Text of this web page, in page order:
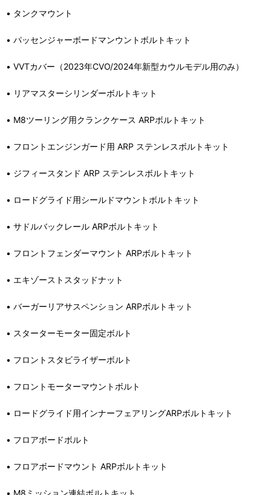
• タンクマウント
• パッセンジャーボードマンウントボルトキット
• VVTカバー（2023年CVO/2024年新型カウルモデル用のみ）
• リアマスターシリンダーボルトキット
• M8ツーリング用クランクケース ARPボルトキット
• フロントエンジンガード用 ARP ステンレスボルトキット
• ジフィースタンド ARP ステンレスボルトキット
• ロードグライド用シールドマウントボルトキット
• サドルバックレール ARPボルトキット
• フロントフェンダーマウント ARPボルトキット
• エキゾーストスタッドナット
• バーガーリアサスペンション ARPボルトキット
• スターターモーター固定ボルト
• フロントスタビライザーボルト
• フロントモーターマウントボルト
• ロードグライド用インナーフェアリングARPボルトキット
• フロアボードボルト
• フロアボードマウント ARPボルトキット
• M8ミッション連結ボルトキット